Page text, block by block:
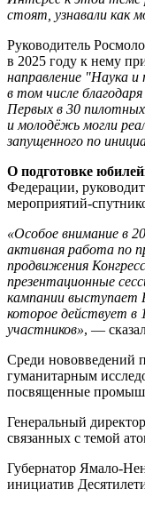
стоят, узнавали как
Руководитель
в 2025 году к нему
направление "Наука
в том числе
Первых в 30
и молодёжь могли
запущенного по
О подготовке
Федерации,
мероприятий-
«Особое внимание в
активная работа по
продвижения
презентационные
кампании выступает
которое действует в
участников», —
Среди нововведений
гуманитарным
посвященные
Генеральный
связанных с темой
Губернатор Ямало-
инициатив